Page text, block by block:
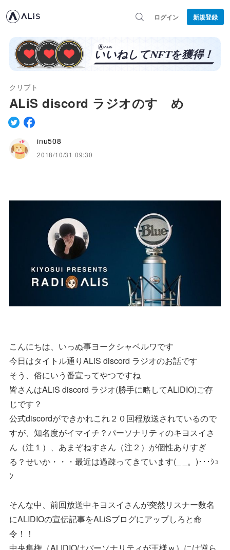
ログイン 新規登録
クリプト
ALiS discord ラジオのすゝめ
inu508
2018/10/31 09:30
こんにちは、いっぬ事ヨークシャベルワです
今日はタイトル通りALiS discord ラジオのお話です
そう、俗にいう番宣ってやつですね
皆さんはALiS discord ラジオ(勝手に略してALIDIO)ご存
じです？
公式discordができかれこれ２０回程放送されているので
すが、知名度がイマイチ？パーソナリティのキヨスイさ
ん（注１）、あまぞねすさん（注２）が個性ありすぎ
る？せいか・・・最近は過疎ってきています(_ _。)･･･ｼｭ
ﾝ
そんな中、前回放送中キヨスイさんが突然リスナー数名
にALIDIOの宣伝記事をALiSブログにアップしろと命
令！！
中央集権（ALIDIOはパーソナリティが王様ｗ）には逆ら